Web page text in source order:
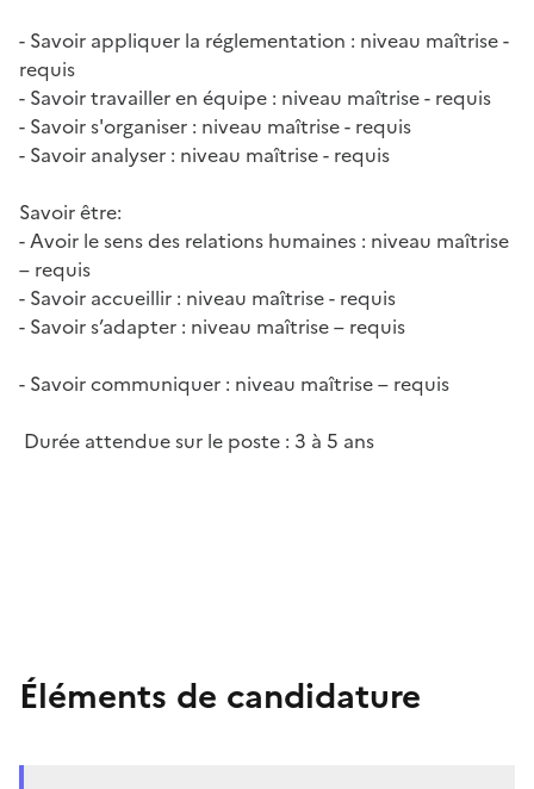
- Savoir appliquer la réglementation : niveau maîtrise -
requis
- Savoir travailler en équipe : niveau maîtrise - requis
- Savoir s'organiser : niveau maîtrise - requis
- Savoir analyser : niveau maîtrise - requis
Savoir être:
- Avoir le sens des relations humaines : niveau maîtrise
– requis
- Savoir accueillir : niveau maîtrise - requis
- Savoir s’adapter : niveau maîtrise – requis
- Savoir communiquer : niveau maîtrise – requis
Durée attendue sur le poste : 3 à 5 ans
Éléments de candidature